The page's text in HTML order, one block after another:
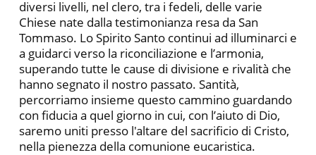
diversi livelli, nel clero, tra i fedeli, delle varie
Chiese nate dalla testimonianza resa da San
Tommaso. Lo Spirito Santo continui ad illuminarci e
a guidarci verso la riconciliazione e l’armonia,
superando tutte le cause di divisione e rivalità che
hanno segnato il nostro passato. Santità,
percorriamo insieme questo cammino guardando
con fiducia a quel giorno in cui, con l’aiuto di Dio,
saremo uniti presso l'altare del sacrificio di Cristo,
nella pienezza della comunione eucaristica.